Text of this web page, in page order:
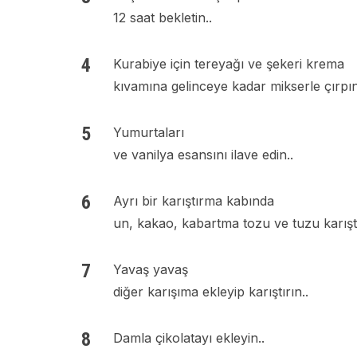
12 saat bekletin..
Kurabiye için tereyağı ve şekeri krema
kıvamına gelinceye kadar mikserle
Yumurtaları
ve vanilya esansını ilave edin..
Ayrı bir karıştırma kabında
un, kakao, kabartma tozu ve tuzu
Yavaş yavaş
diğer karışıma ekleyip karıştırın..
Damla çikolatayı ekleyin..